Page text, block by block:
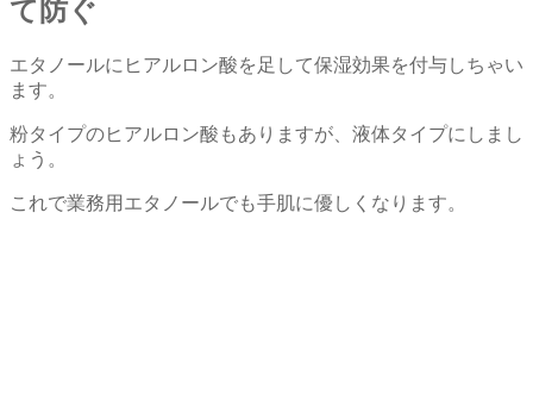
て防ぐ
エタノールにヒアルロン酸を足して保湿効果を付与しちゃい
ます。
粉タイプのヒアルロン酸もありますが、液体タイプにしまし
ょう。
これで業務用エタノールでも手肌に優しくなります。